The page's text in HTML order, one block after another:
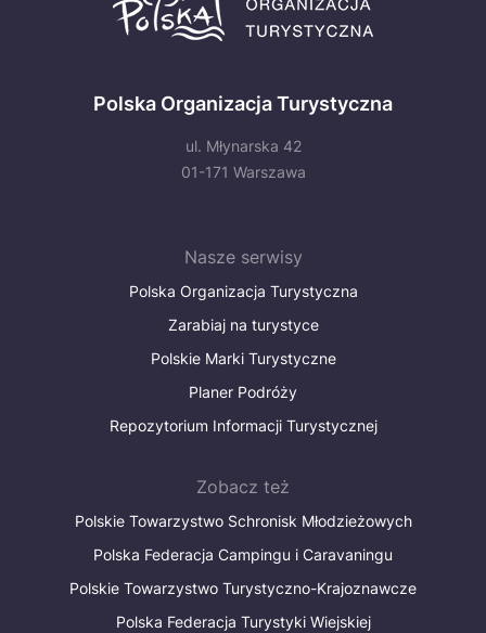
Polska Organizacja Turystyczna
ul. Młynarska 42
01-171 Warszawa
Nasze serwisy
Polska Organizacja Turystyczna
Zarabiaj na turystyce
Polskie Marki Turystyczne
Planer Podróży
Repozytorium Informacji Turystycznej
Zobacz też
Polskie Towarzystwo Schronisk Młodzieżowych
Polska Federacja Campingu i Caravaningu
Polskie Towarzystwo Turystyczno-Krajoznawcze
Polska Federacja Turystyki Wiejskiej